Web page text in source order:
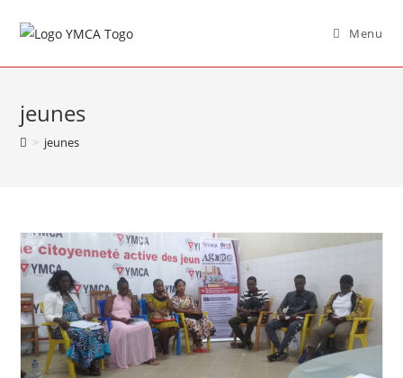
Menu
jeunes
> jeunes